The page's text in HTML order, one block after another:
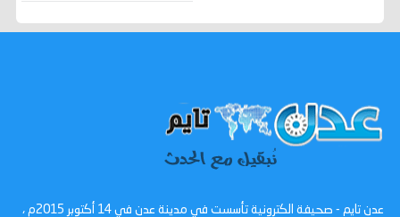
عدن تايم - صحيفة الكترونية تأسست في مدينة عدن في 14 أكتوبر 2015م ،